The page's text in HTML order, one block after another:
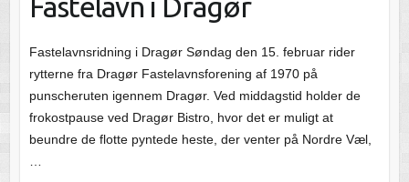
Fastelavnsridning i Dragør Søndag den 15. februar rider
rytterne fra Dragør Fastelavnsforening af 1970 på
punscheruten igennem Dragør. Ved middagstid holder de
frokostpause ved Dragør Bistro, hvor det er muligt at
beundre de flotte pyntede heste, der venter på Nordre Væl,